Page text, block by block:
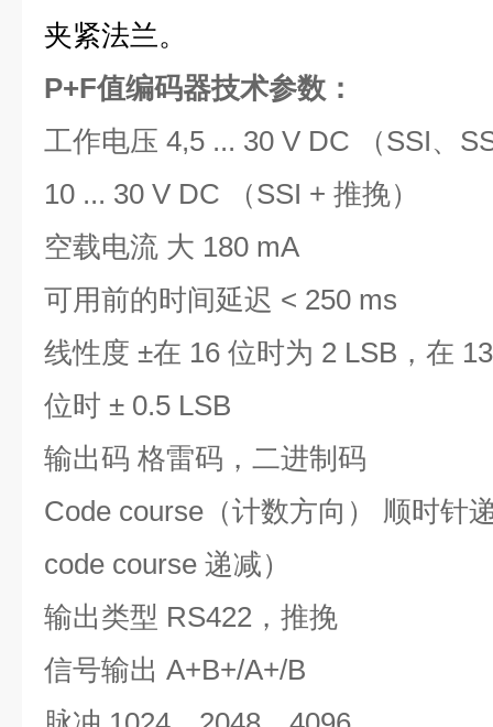
夹紧法兰。
P+F值编码器技术参数：
工作电压 4,5 ... 30 V DC （SSI、
10 ... 30 V DC （SSI + 推挽）
空载电流 大 180 mA
可用前的时间延迟 < 250 ms
线性度 ±在 16 位时为 2 LSB，在
位时 ± 0.5 LSB
输出码 格雷码，二进制码
Code course（计数方向） 顺时针
code course 递减）
输出类型 RS422，推挽
信号输出 A+B+/A+/B